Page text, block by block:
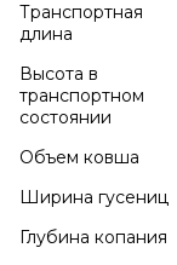
Транспортная
длина
Высота в
транспортном
cостоянии
Объем ковша
Ширина гусениц
Глубина копания